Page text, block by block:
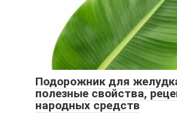
Подорожник для
полезные свойства,
народных средств